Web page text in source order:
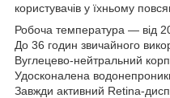
користувачів у їхньому
Робоча температура — від
До 36 годин звичайного
Вуглецево-нейтральний
Удосконалена
Завжди активний Retina-